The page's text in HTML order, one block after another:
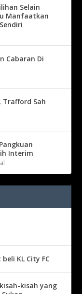
Selain
Manfaatkan
Cabaran Di
Trafford Sah
Interim
KL City FC
kisah yang